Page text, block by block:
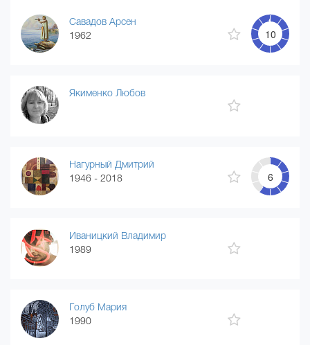
Савадов Арсен
1962
10
Якименко Любов
Нагурный Дмитрий
1946 - 2018
6
Иваницкий Владимир
1989
Голуб Мария
1990